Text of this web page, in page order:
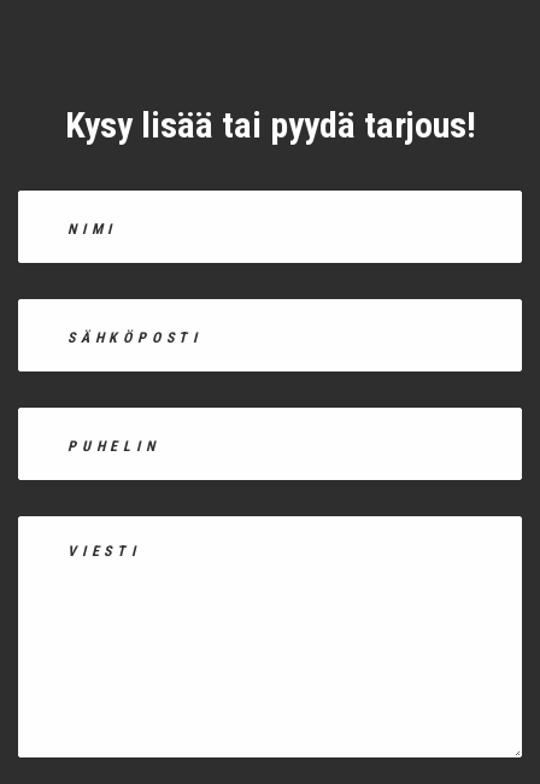
Kysy lisää tai pyydä tarjous!